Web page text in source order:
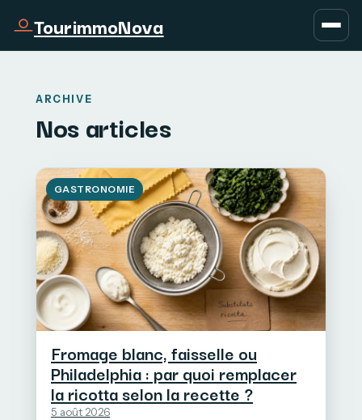
TourimmoNova
ARCHIVE
Nos articles
GASTRONOMIE
Fromage blanc, faisselle ou
Philadelphia : par quoi remplacer
la ricotta selon la recette ?
5 août 2026